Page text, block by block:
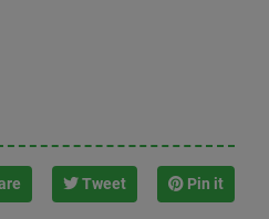
Tweet Pin it